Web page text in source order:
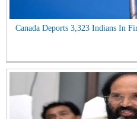
Canada Deports 3,323 Indians In